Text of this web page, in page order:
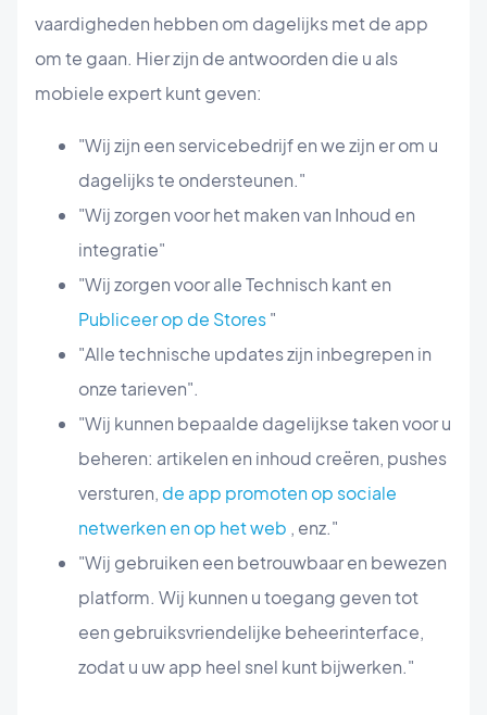
vaardigheden hebben om dagelijks met de app
om te gaan. Hier zijn de antwoorden die u als
mobiele expert kunt geven:
"Wij zijn een servicebedrijf en we zijn er om u
dagelijks te ondersteunen."
"Wij zorgen voor het maken van Inhoud en
integratie"
"Wij zorgen voor alle Technisch kant en
Publiceer op de Stores"
"Alle technische updates zijn inbegrepen in
onze tarieven".
"Wij kunnen bepaalde dagelijkse taken voor u
beheren: artikelen en inhoud creëren, pushes
versturen, de app promoten op sociale
netwerken en op het web , enz."
"Wij gebruiken een betrouwbaar en bewezen
platform. Wij kunnen u toegang geven tot
een gebruiksvriendelijke beheerinterface,
zodat u uw app heel snel kunt bijwerken."